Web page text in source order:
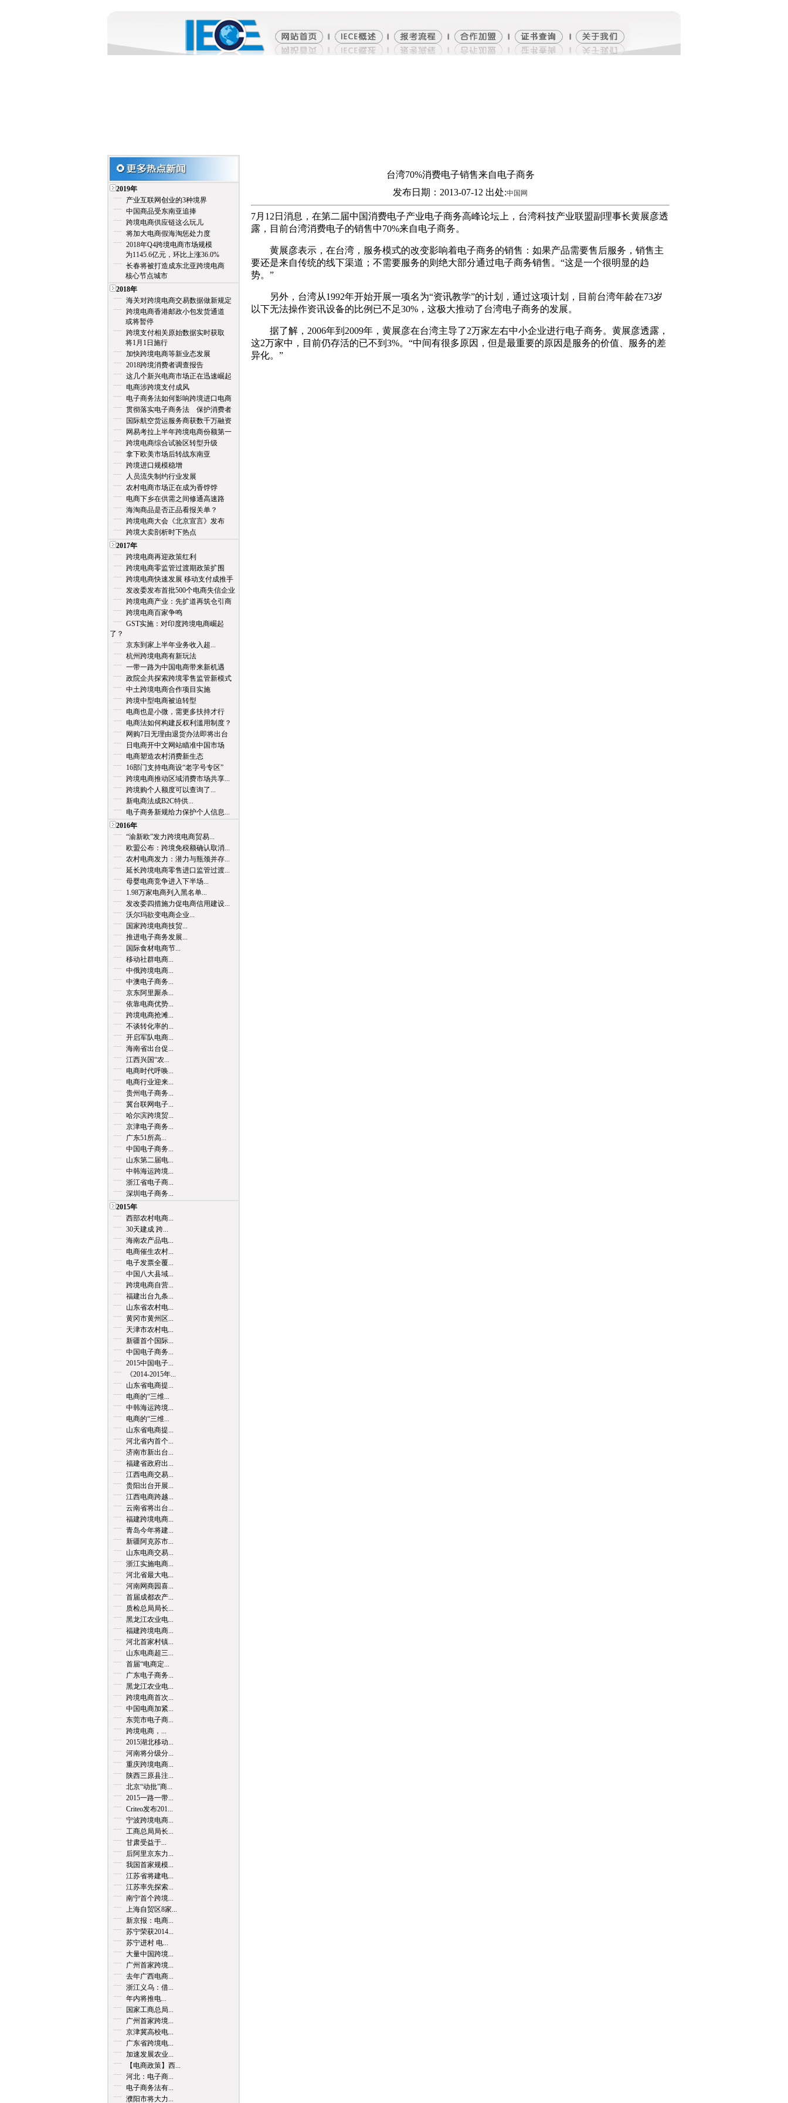
2019年
产业互联网创业的3种境界
中国商品受东南亚追捧
跨境电商供应链这么玩儿
将加大电商假海淘惩处力度
2018年Q4跨境电商市场规模
为1145.6亿元，环比上涨36.0%
长春将被打造成东北亚跨境电商
核心节点城市
2018年
海关对跨境电商交易数据做新规定
跨境电商香港邮政小包发货通道
或将暂停
跨境支付相关原始数据实时获取
将1月1日施行
加快跨境电商等新业态发展
2018跨境消费者调查报告
这几个新兴电商市场正在迅速崛起
电商涉跨境支付成风
电子商务法如何影响跨境进口电商
贯彻落实电子商务法 保护消费者
国际航空货运服务商获数千万融资
网易考拉上半年跨境电商份额第一
跨境电商综合试验区转型升级
拿下欧美市场后转战东南亚
跨境进口规模稳增
人员流失制约行业发展
农村电商市场正在成为香饽饽
电商下乡在供需之间修通高速路
海淘商品是否正品看报关单？
跨境电商大会《北京宣言》发布
跨境大卖剖析时下热点
2017年
跨境电商再迎政策红利
跨境电商零监管过渡期政策扩围
跨境电商快速发展 移动支付成推手
发改委发布首批500个电商失信企业
跨境电商产业：先扩道再筑仓引商
跨境电商百家争鸣
GST实施：对印度跨境电商崛起
了？
京东到家上半年业务收入超...
杭州跨境电商有新玩法
一带一路为中国电商带来新机遇
政院企共探索跨境零售监管新模式
中土跨境电商合作项目实施
跨境中型电商被迫转型
电商也是小微，需更多扶持才行
电商法如何构建反权利滥用制度？
网购7日无理由退货办法即将出台
日电商开中文网站瞄准中国市场
电商塑造农村消费新生态
16部门支持电商设“老字号专区”
跨境电商推动区域消费市场共享...
跨境购个人额度可以查询了...
新电商法成B2C特供...
电子商务新规给力保护个人信息...
2016年
“渝新欧”发力跨境电商贸易...
欧盟公布：跨境免税额确认取消...
农村电商发力：潜力与瓶颈并存...
延长跨境电商零售进口监管过渡...
母婴电商竞争进入下半场...
1.98万家电商列入黑名单...
发改委四措施力促电商信用建设...
沃尔玛欲变电商企业...
国家跨境电商技贸...
推进电子商务发展...
国际食材电商节...
移动社群电商...
中俄跨境电商...
中澳电子商务...
京东阿里厮杀...
依靠电商优势...
跨境电商抢滩...
不谈转化率的...
开启军队电商...
海南省出台促...
江西兴国“农...
电商时代呼唤...
电商行业迎来...
贵州电子商务...
冀台联网电子...
哈尔滨跨境贸...
京津电子商务...
广东51所高...
中国电子商务...
山东第二届电...
中韩海运跨境...
浙江省电子商...
深圳电子商务...
2015年
西部农村电商...
30天建成 跨...
海南农产品电...
电商催生农村...
电子发票全覆...
中国八大县域...
跨境电商自营...
福建出台九条...
山东省农村电...
黄冈市黄州区...
天津市农村电...
新疆首个国际...
中国电子商务...
2015中国电子...
《2014-2015年...
山东省电商提...
电商的“三维...
中韩海运跨境...
电商的“三维...
山东省电商提...
河北省内首个...
济南市新出台...
福建省政府出...
江西电商交易...
贵阳出台开展...
江西电商跨越...
云南省将出台...
福建跨境电商...
青岛今年将建...
新疆阿克苏市...
山东电商交易...
浙江实施电商...
河北省最大电...
河南网商园喜...
首届成都农产...
质检总局局长...
黑龙江农业电...
福建跨境电商...
河北首家村镇...
山东电商超三...
首届“电商定...
广东电子商务...
黑龙江农业电...
跨境电商首次...
中国电商加紧...
东莞市电子商...
跨境电商，...
2015湖北移动...
河南将分级分...
重庆跨境电商...
陕西三原县注...
北京“动批”商...
2015一路一带...
Criteo发布201...
宁波跨境电商...
工商总局局长...
甘肃受益于...
后阿里京东力...
我国首家规模...
江苏省将建电...
江苏率先探索...
南宁首个跨境...
上海自贸区8家...
新京报：电商...
苏宁荣获2014...
苏宁进村 电...
大量中国跨境...
广州首家跨境...
去年广西电商...
浙江义乌：借...
年内将推电...
国家工商总局...
广州首家跨境...
京津冀高校电...
广东省跨境电...
加速发展农业...
【电商政策】西...
河北：电子商...
电子商务法有...
濮阳市将大力...
台湾70%消费电子销售来自电子商务
发布日期：2013-07-12 出处:中国网
7月12日消息，在第二届中国消费电子产业电子商务高峰论坛上，台湾科技产业联盟副理事长黄展彦透
露，目前台湾消费电子的销售中70%来自电子商务。
黄展彦表示，在台湾，服务模式的改变影响着电子商务的销售：如果产品需要售后服务，销售主
要还是来自传统的线下渠道；不需要服务的则绝大部分通过电子商务销售。“这是一个很明显的趋
势。”
另外，台湾从1992年开始开展一项名为“资讯教学”的计划，通过这项计划，目前台湾年龄在73岁
以下无法操作资讯设备的比例已不足30%，这极大推动了台湾电子商务的发展。
据了解，2006年到2009年，黄展彦在台湾主导了2万家左右中小企业进行电子商务。黄展彦透露，
这2万家中，目前仍存活的已不到3%。“中间有很多原因，但是最重要的原因是服务的价值、服务的差
异化。”